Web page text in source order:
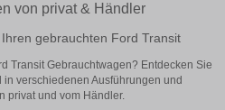
von privat & Händler
gebrauchten Ford Transit
Transit Gebrauchtwagen? Entdecken Sie
verschiedenen Ausführungen und
privat und vom Händler.